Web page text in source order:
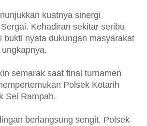
kuatnya sinergi
Kehadiran sekitar seribu
bukti nyata dukungan masyarakat
semarak saat final turnamen
Polsek Kotarih
Sei Rampah.
berlangsung sengit, Polsek